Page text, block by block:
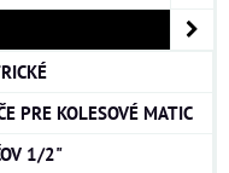
PRE KOLESOVÉ MATIC
1/2"